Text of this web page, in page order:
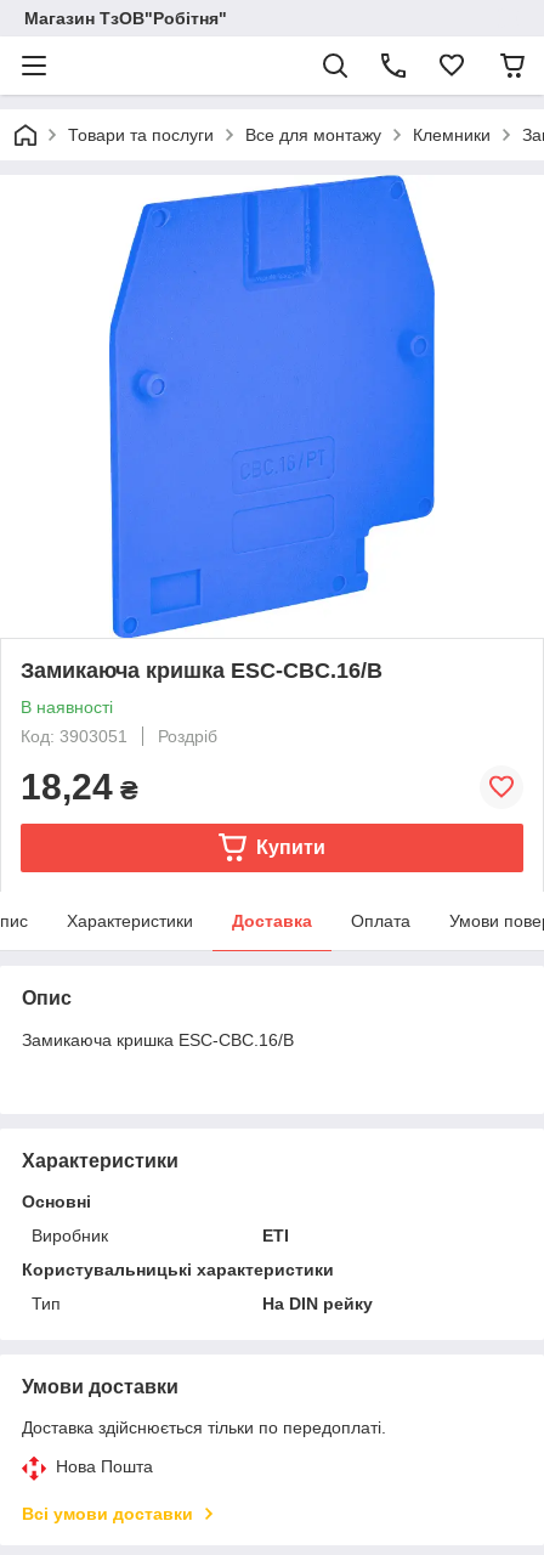
Магазин ТзОВ"Робітня"
Товари та послуги Все для монтажу Клемники
Замикаюча кришка ESC-CBC.16/B
В наявності
Код: 3903051
Роздріб
18,24 ₴
Купити
Характеристики Доставка Оплата Умови
Опис
Замикаюча кришка ESC-CBC.16/B
Характеристики
Основні
Виробник
ETI
Користувальницькі характеристики
Тип
На DIN рейку
Умови доставки
Доставка здійснюється тільки по передоплаті.
Нова Пошта
Всі умови доставки